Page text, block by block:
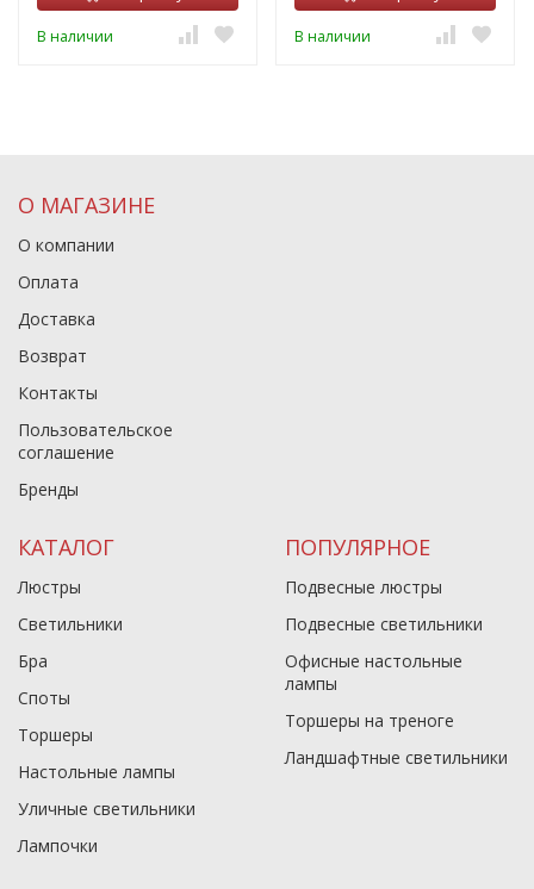
В наличии В наличии
О МАГАЗИНЕ
О компании
Оплата
Доставка
Возврат
Контакты
Пользовательское
соглашение
Бренды
КАТАЛОГ
Люстры
Светильники
Бра
Споты
Торшеры
Настольные лампы
Уличные светильники
Лампочки
ПОПУЛЯРНОЕ
Подвесные люстры
Подвесные светильники
Офисные настольные
лампы
Торшеры на треноге
Ландшафтные светильники